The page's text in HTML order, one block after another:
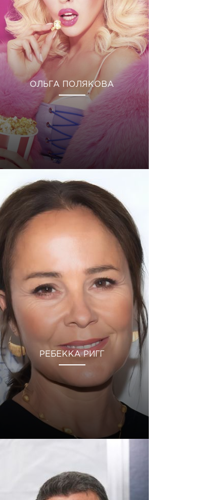
ОЛЬГА ПОЛЯКОВА
РЕБЕККА РИГГ